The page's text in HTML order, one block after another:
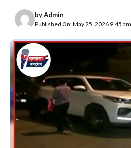
byAdmin
Published On: May 25, 2026 9:45 am